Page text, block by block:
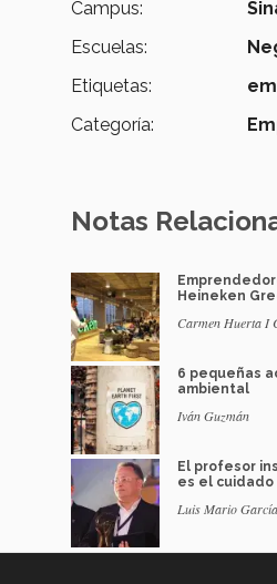
Campus:
Escuelas:
Etiquetas:
Categoría:
Notas
Heineken
Carmen Huerta I
6 pequeñas
ambiental
Iván Guzmán
El profesor
es el cuidado
Luis Mario